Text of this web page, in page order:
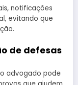
notificações
evitando que
de defesas
advogado pode